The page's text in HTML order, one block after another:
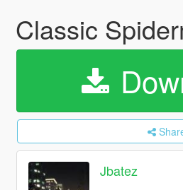
Classic
Jbatez